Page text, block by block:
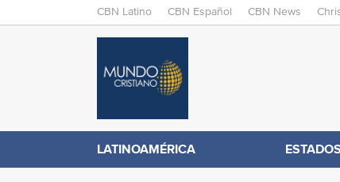
M
N
E
CBN Latino CBN Español CBN News
C
B
N
.
LATINOAMÉRICA